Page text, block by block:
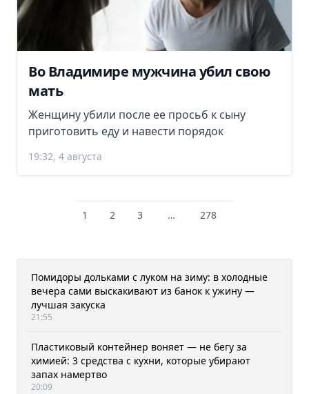
Во Владимире мужчина убил свою
мать
Женщину убили после ее просьб к сыну
приготовить еду и навести порядок
19:32, 4 августа
1 2 3 … 278
Помидоры дольками с луком на зиму: в холодные
вечера сами выскакивают из банок к ужину —
лучшая закуска
21:55
Пластиковый контейнер воняет — не бегу за
химией: 3 средства с кухни, которые убирают
запах намертво
20:09